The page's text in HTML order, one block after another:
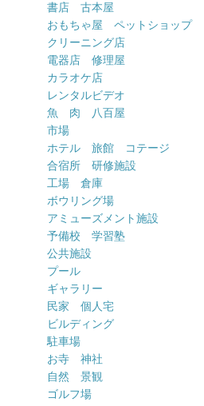
書店 古本屋
おもちゃ屋 ペットショップ
クリーニング店
電器店 修理屋
カラオケ店
レンタルビデオ
魚 肉 八百屋
市場
ホテル 旅館 コテージ
合宿所 研修施設
工場 倉庫
ボウリング場
アミューズメント施設
予備校 学習塾
公共施設
プール
ギャラリー
民家 個人宅
ビルディング
駐車場
お寺 神社
自然 景観
ゴルフ場